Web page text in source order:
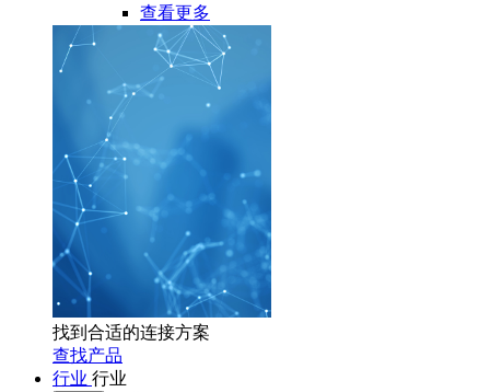
查看更多
找到合适的连接方案
查找产品
行业 行业